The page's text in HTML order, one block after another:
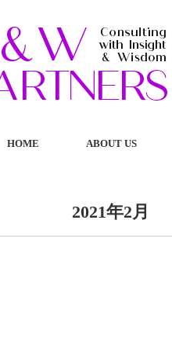
HOME ABOUT US
2021年2月